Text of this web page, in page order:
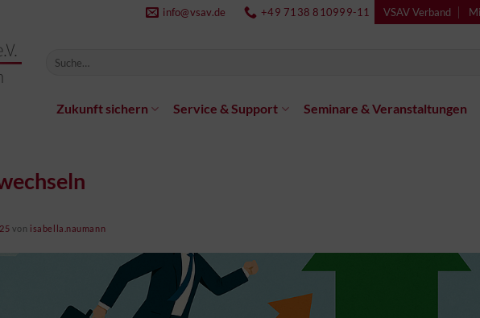
info@vsav.de +49 7138 810999-11 VSAV Verband
Zukunft sichern Service & Support Seminare & Veranstaltungen
von isabella.naumann